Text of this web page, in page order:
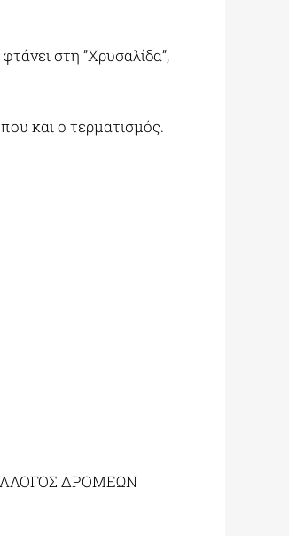
στη ”Χρυσαλίδα”,
και ο τερματισμός.
ΔΡΟΜΕΩΝ